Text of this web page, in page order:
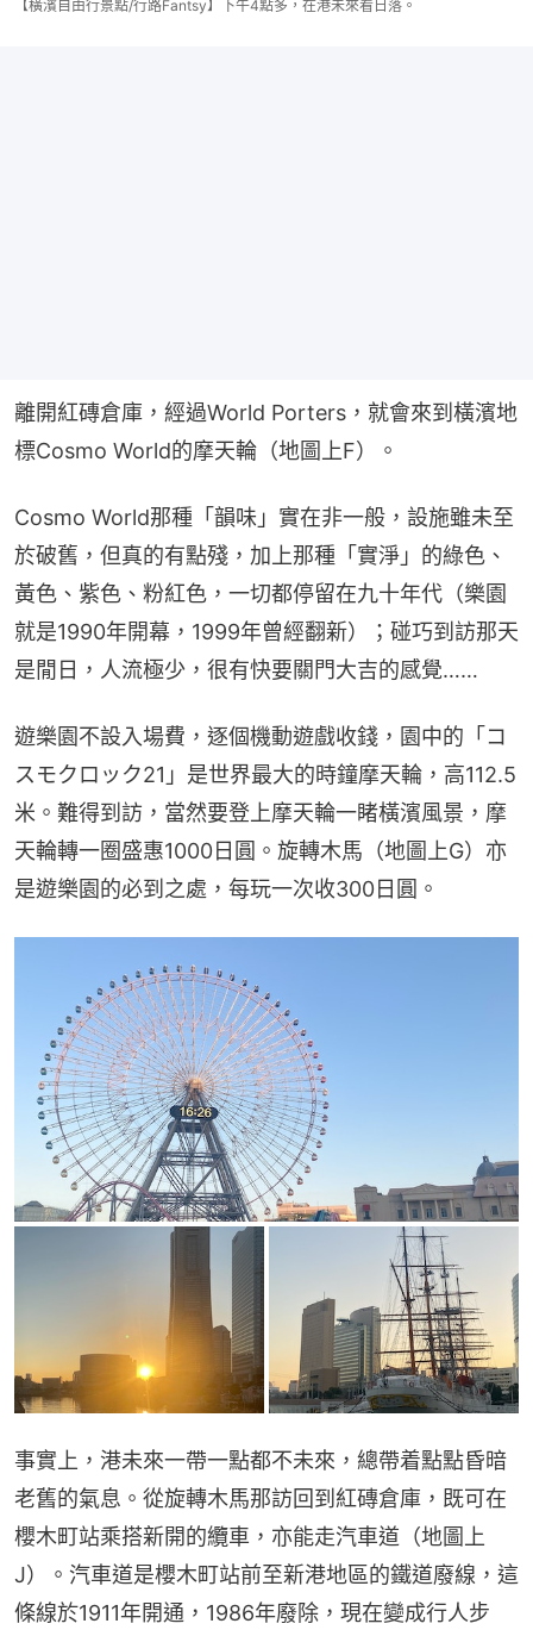
【橫濱自由行景點/行路Fantsy】下午4點多，在港未來看日落。
離開紅磚倉庫，經過World Porters，就會來到橫濱地
標Cosmo World的摩天輪（地圖上F）。
Cosmo World那種「韻味」實在非一般，設施雖未至
於破舊，但真的有點殘，加上那種「實淨」的綠色、
黃色、紫色、粉紅色，一切都停留在九十年代（樂園
就是1990年開幕，1999年曾經翻新）；碰巧到訪那天
是閒日，人流極少，很有快要關門大吉的感覺……
遊樂園不設入場費，逐個機動遊戲收錢，園中的「コ
スモクロック21」是世界最大的時鐘摩天輪，高112.5
米。難得到訪，當然要登上摩天輪一睹橫濱風景，摩
天輪轉一圈盛惠1000日圓。旋轉木馬（地圖上G）亦
是遊樂園的必到之處，每玩一次收300日圓。
事實上，港未來一帶一點都不未來，總帶着點點昏暗
老舊的氣息。從旋轉木馬那訪回到紅磚倉庫，既可在
櫻木町站乘搭新開的纜車，亦能走汽車道（地圖上
J）。汽車道是櫻木町站前至新港地區的鐵道廢線，這
條線於1911年開通，1986年廢除，現在變成行人步